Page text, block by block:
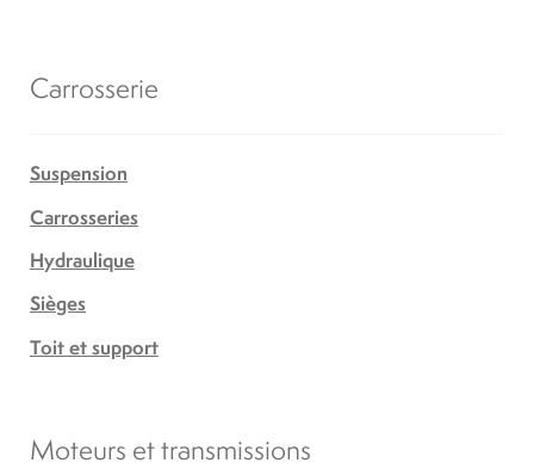
Carrosserie
Suspension
Carrosseries
Hydraulique
Sièges
Toit et support
Moteurs et transmissions